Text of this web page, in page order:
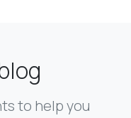
to help you